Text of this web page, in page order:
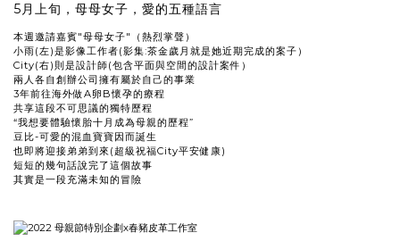
5月上旬，母母女子，愛的五種語言
本週邀請嘉賓"母母女子"（熱烈掌聲）
小雨(左)是影像工作者(影集:茶金歲月就是她近期完成的案子）
City(右)則是設計師(包含平面與空間的設計案件）
兩人各自創辦公司擁有屬於自己的事業
3年前往海外做A卵B懷孕的療程
共享這段不可思議的獨特歷程
“我想要體驗懷胎十月成為母親的歷程”
豆比-可愛的混血寶寶因而誕生
也即將迎接弟弟到來(超級祝福City平安健康)
短短的幾句話說完了這個故事
其實是一段充滿未知的冒險